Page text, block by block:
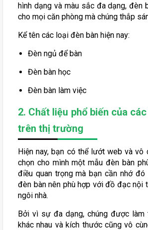
hình dạng và màu sắc đa dạng, đèn
cho mọi căn phòng mà chúng thắp
Kể tên các loại đèn bàn hiện nay:
Đèn ngủ để bàn
Đèn bàn học
Đèn bàn làm việc
2. Chất liệu phổ biến của
trên thị trường
Hiện nay, bạn có thể lướt web và vô
chọn cho mình một mẫu đèn bàn
điều quan trọng mà bạn cần nhớ
đèn bàn nên phù hợp với đồ đạc nội
ngôi nhà.
Bởi vì sự đa dạng, chúng được làm
khác nhau và kích thước cũng vô